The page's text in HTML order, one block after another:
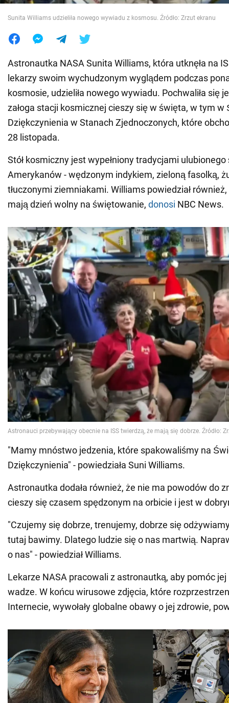
Sunita Williams udzieliła nowego wywiadu z kosmosu. Źródło: Zrzut ekranu
Astronautka NASA Sunita Williams, która utknęła na
lekarzy swoim wychudzonym wyglądem podczas
kosmosie, udzieliła nowego wywiadu. Pochwaliła się
załoga stacji kosmicznej cieszy się w święta, w tym w
Dziękczynienia w Stanach Zjednoczonych, które
28 listopada.
Stół kosmiczny jest wypełniony tradycjami
Amerykanów - wędzonym indykiem, zieloną fasolką,
tłuczonymi ziemniakami. Williams powiedział
mają dzień wolny na świętowanie, donosi NBC News.
"Mamy mnóstwo jedzenia, które spakowaliśmy na
Dziękczynienia" - powiedziała Suni Williams.
Astronautka dodała również, że nie ma powodów do
cieszy się czasem spędzonym na orbicie i jest w
"Czujemy się dobrze, trenujemy, dobrze się
tutaj bawimy. Dlatego ludzie się o nas martwią.
o nas" - powiedział Williams.
Lekarze NASA pracowali z astronautką, aby pomóc
wadze. W końcu wirusowe zdjęcia, które
Internecie, wywołały globalne obawy o jej zdrowie,